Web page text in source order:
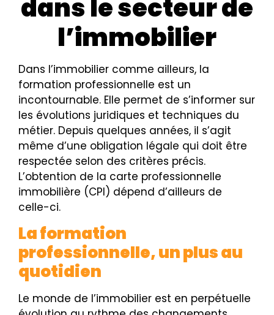
dans le secteur de
l’immobilier
Dans l’immobilier comme ailleurs, la
formation professionnelle est un
incontournable. Elle permet de s’informer sur
les évolutions juridiques et techniques du
métier. Depuis quelques années, il s’agit
même d’une obligation légale qui doit être
respectée selon des critères précis.
L’obtention de la carte professionnelle
immobilière (CPI) dépend d’ailleurs de
celle-ci.
La formation
professionnelle, un plus au
quotidien
Le monde de l’immobilier est en perpétuelle